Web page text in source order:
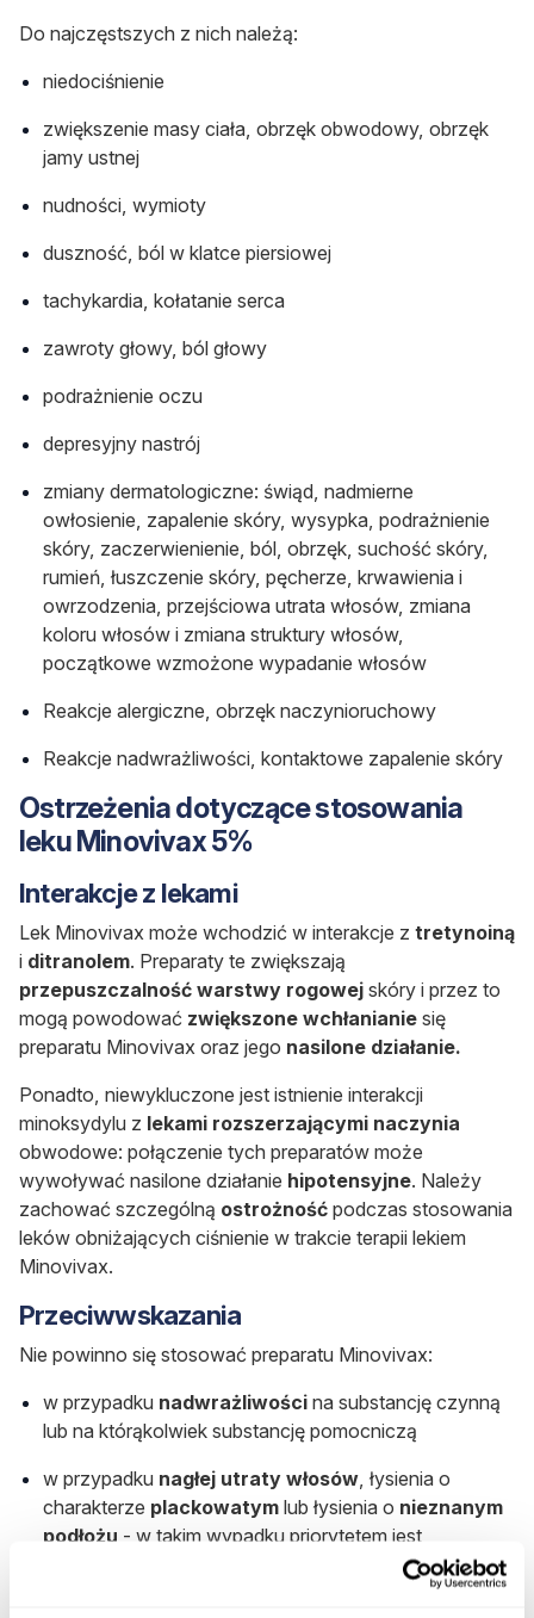
Do najczęstszych z nich należą:
niedociśnienie
zwiększenie masy ciała, obrzęk obwodowy, obrzęk
jamy ustnej
nudności, wymioty
duszność, ból w klatce piersiowej
tachykardia, kołatanie serca
zawroty głowy, ból głowy
podrażnienie oczu
depresyjny nastrój
zmiany dermatologiczne: świąd, nadmierne
owłosienie, zapalenie skóry, wysypka, podrażnienie
skóry, zaczerwienienie, ból, obrzęk, suchość skóry,
rumień, łuszczenie skóry, pęcherze, krwawienia i
owrzodzenia, przejściowa utrata włosów, zmiana
koloru włosów i zmiana struktury włosów,
początkowe wzmożone wypadanie włosów
Reakcje alergiczne, obrzęk naczynioruchowy
Reakcje nadwrażliwości, kontaktowe zapalenie skóry
Ostrzeżenia dotyczące stosowania
leku Minovivax 5%
Interakcje z lekami
Lek Minovivax może wchodzić w interakcje z tretynoiną
i ditranolem. Preparaty te zwiększają
przepuszczalność warstwy rogowej skóry i przez to
mogą powodować zwiększone wchłanianie się
preparatu Minovivax oraz jego nasilone działanie.
Ponadto, niewykluczone jest istnienie interakcji
minoksydylu z lekami rozszerzającymi naczynia
obwodowe: połączenie tych preparatów może
wywoływać nasilone działanie hipotensyjne. Należy
zachować szczególną ostrożność podczas stosowania
leków obniżających ciśnienie w trakcie terapii lekiem
Minovivax.
Przeciwwskazania
Nie powinno się stosować preparatu Minovivax:
w przypadku nadwrażliwości na substancję czynną
lub na którąkolwiek substancję pomocniczą
w przypadku nagłej utraty włosów , łysienia o
charakterze plackowatym lub łysienia o nieznanym
podłożu - w takim wypadku priorytetem jest